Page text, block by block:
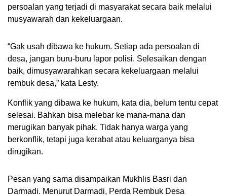
persoalan yang terjadi di masyarakat secara baik melalui
musyawarah dan kekeluargaan.
“Gak usah dibawa ke hukum. Setiap ada persoalan di
desa, jangan buru-buru lapor polisi. Selesaikan dengan
baik, dimusyawarahkan secara kekeluargaan melalui
rembuk desa,” kata Lesty.
Konflik yang dibawa ke hukum, kata dia, belum tentu cepat
selesai. Bahkan bisa melebar ke mana-mana dan
merugikan banyak pihak. Tidak hanya warga yang
berkonflik, tetapi juga kerabat atau keluarganya bisa
dirugikan.
Pesan yang sama disampaikan Mukhlis Basri dan
Darmadi. Menurut Darmadi, Perda Rembuk Desa